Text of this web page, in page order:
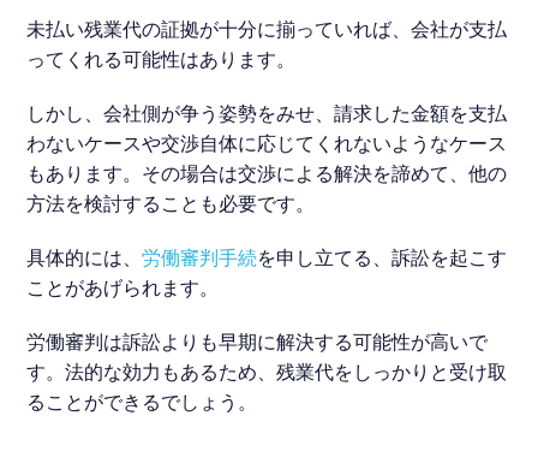
未払い残業代の証拠が十分に揃っていれば、会社が支払
ってくれる可能性はあります。
しかし、会社側が争う姿勢をみせ、請求した金額を支払
わないケースや交渉自体に応じてくれないようなケース
もあります。その場合は交渉による解決を諦めて、他の
方法を検討することも必要です。
具体的には、労働審判手続を申し立てる、訴訟を起こす
ことがあげられます。
労働審判は訴訟よりも早期に解決する可能性が高いで
す。法的な効力もあるため、残業代をしっかりと受け取
ることができるでしょう。